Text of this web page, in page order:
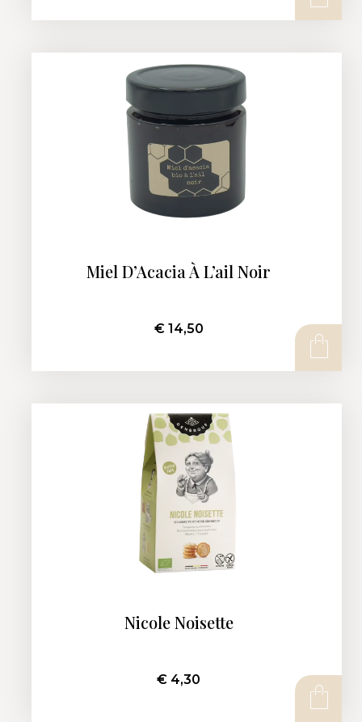
Miel D’Acacia À L’ail Noir
€14,50
Nicole Noisette
€ 4,30